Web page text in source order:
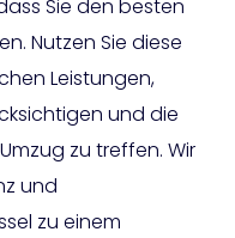
Sie den besten
Nutzen Sie diese
Leistungen,
und die
zu treffen. Wir
und
zu einem